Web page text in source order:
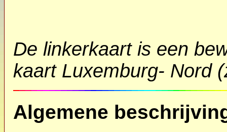
De linkerkaart is een
kaart Luxemburg- Nord
Algemene